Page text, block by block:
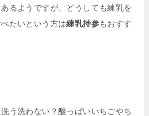
るようですが、どうしても練乳を
たいという方は練乳持参もおすす
う洗わない？酸っぱいいちごやち